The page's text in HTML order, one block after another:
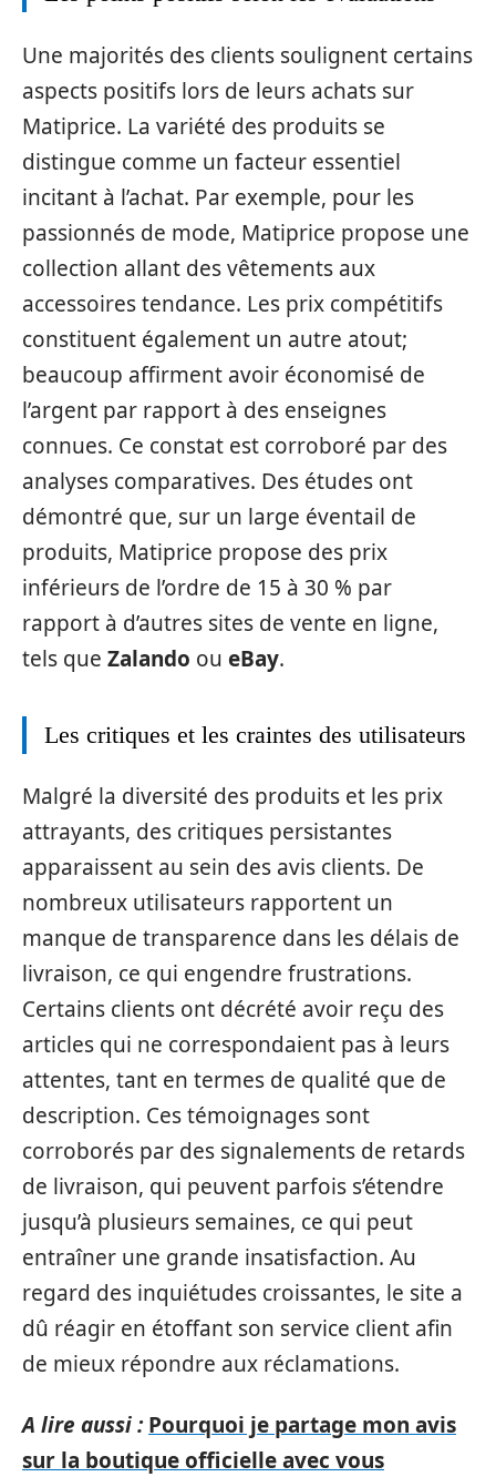
Une majorités des clients soulignent certains
aspects positifs lors de leurs achats sur
Matiprice. La variété des produits se
distingue comme un facteur essentiel
incitant à l’achat. Par exemple, pour les
passionnés de mode, Matiprice propose une
collection allant des vêtements aux
accessoires tendance. Les prix compétitifs
constituent également un autre atout;
beaucoup affirment avoir économisé de
l’argent par rapport à des enseignes
connues. Ce constat est corroboré par des
analyses comparatives. Des études ont
démontré que, sur un large éventail de
produits, Matiprice propose des prix
inférieurs de l’ordre de 15 à 30 % par
rapport à d’autres sites de vente en ligne,
tels que Zalando ou eBay.
Les critiques et les craintes des utilisateurs
Malgré la diversité des produits et les prix
attrayants, des critiques persistantes
apparaissent au sein des avis clients. De
nombreux utilisateurs rapportent un
manque de transparence dans les délais de
livraison, ce qui engendre frustrations.
Certains clients ont décrété avoir reçu des
articles qui ne correspondaient pas à leurs
attentes, tant en termes de qualité que de
description. Ces témoignages sont
corroborés par des signalements de retards
de livraison, qui peuvent parfois s’étendre
jusqu’à plusieurs semaines, ce qui peut
entraîner une grande insatisfaction. Au
regard des inquiétudes croissantes, le site a
dû réagir en étoffant son service client afin
de mieux répondre aux réclamations.
A lire aussi : Pourquoi je partage mon avis
sur la boutique officielle avec vous